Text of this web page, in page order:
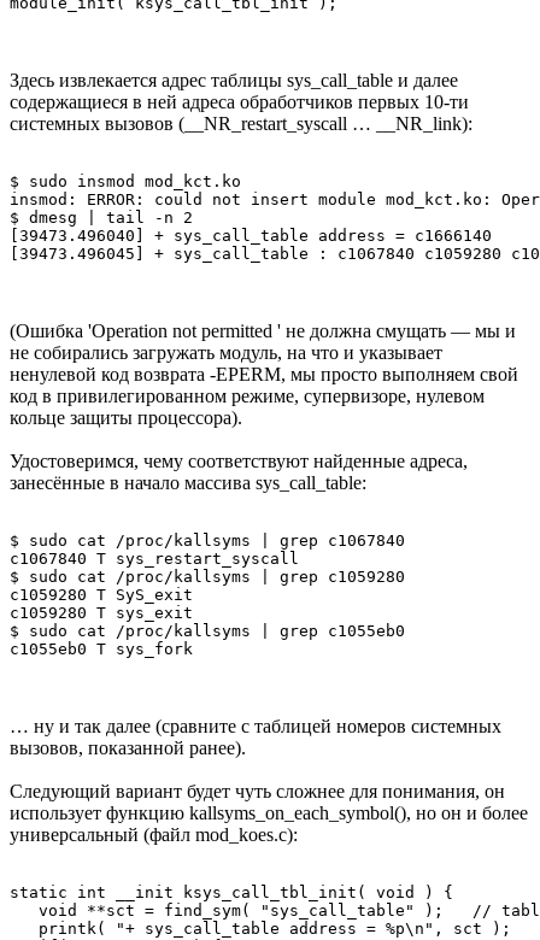
Здесь извлекается адрес таблицы sys_call_table и далее
содержащиеся в ней адреса обработчиков первых 10-ти
системных вызовов (__NR_restart_syscall … __NR_link):
$ sudo insmod mod_kct.ko
insmod: ERROR: could not insert module mod_kct.ko:
$ dmesg | tail -n 2
[39473.496040] + sys_call_table address = c1666140
(Ошибка 'Operation not permitted ' не должна смущать — мы и
не собирались загружать модуль, на что и указывает
ненулевой код возврата -EPERM, мы просто выполняем свой
код в привилегированном режиме, супервизоре, нулевом
кольце защиты процессора).
Удостоверимся, чему соответствуют найденные адреса,
занесённые в начало массива sys_call_table:
$ sudo cat /proc/kallsyms | grep c1067840
c1067840 T sys_restart_syscall
$ sudo cat /proc/kallsyms | grep c1059280
c1059280 T SyS_exit
c1059280 T sys_exit
$ sudo cat /proc/kallsyms | grep c1055eb0
… ну и так далее (сравните с таблицей номеров системных
вызовов, показанной ранее).
Следующий вариант будет чуть сложнее для понимания, он
использует функцию kallsyms_on_each_symbol(), но он и более
универсальный (файл mod_koes.c):
static int __init ksys_call_tbl_init( void ) {
void **sct = find_sym( "sys_call_table" );   //
   printk( "+ sys_call_table address = %p\n", sct );